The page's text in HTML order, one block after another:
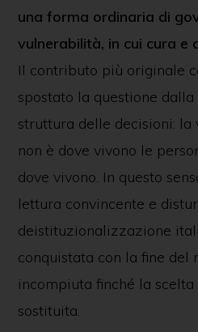
una forma ordinaria di
vulnerabilità, in cui cura e
Il contributo più originale
spostato la questione
struttura delle decisioni: la
non è dove vivono le
dove vivono. In questo
lettura convincente e
deistituzionalizzazione
conquistata con la fine del
incompiuta finché la scelta
sostituita.